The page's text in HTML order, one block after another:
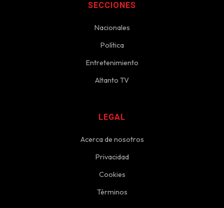
SECCIONES
Nacionales
Política
Entretenimiento
Altanto TV
LEGAL
Acerca de nosotros
Privacidad
Cookies
Términos